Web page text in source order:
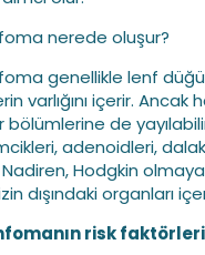
nerede oluşur?
genellikle lenf
varlığını içerir. Ancak
de
adenoidleri,
Nadiren, Hodgkin
dışındaki organları
risk faktörleri